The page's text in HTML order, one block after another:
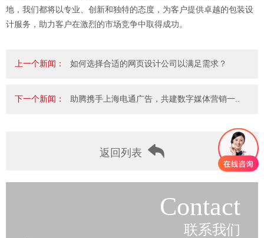
地，我们都将以专业、创新和独特的态度，为客户提供卓越的包装设
计服务，助力客户在激烈的市场竞争中取得成功。
上一个新闻： 如何选择合适的网页设计公司以满足需求？
下一个新闻： 助腾携手上海电通广告，共建数字媒体营销一..
返回列表
Contact
联系我们